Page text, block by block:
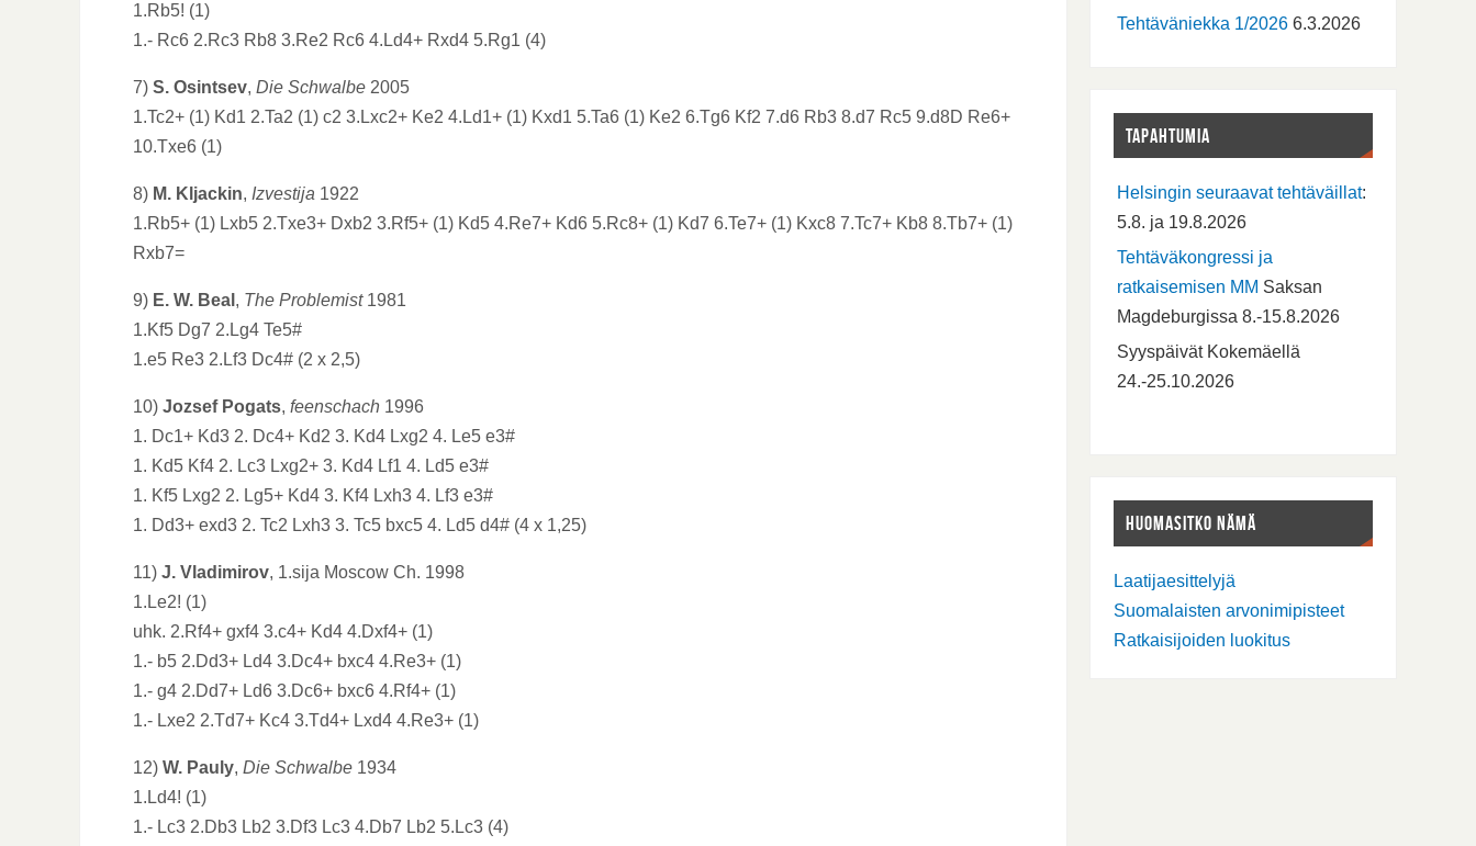
1.Rb5! (1)
1.- Rc6 2.Rc3 Rb8 3.Re2 Rc6 4.Ld4+ Rxd4 5.Rg1 (4)
7) S. Osintsev, Die Schwalbe 2005
1.Tc2+ (1) Kd1 2.Ta2 (1) c2 3.Lxc2+ Ke2 4.Ld1+ (1) Kxd1 5.Ta6 (1) Ke2 6.Tg6 Kf2 7.d6 Rb3 8.d7 Rc5 9.d8D Re6+
10.Txe6 (1)
8) M. Kljackin, Izvestija 1922
1.Rb5+ (1) Lxb5 2.Txe3+ Dxb2 3.Rf5+ (1) Kd5 4.Re7+ Kd6 5.Rc8+ (1) Kd7 6.Te7+ (1) Kxc8 7.Tc7+ Kb8 8.Tb7+ (1)
Rxb7=
9) E. W. Beal , The Problemist1981
1.Kf5 Dg7 2.Lg4 Te5#
1.e5 Re3 2.Lf3 Dc4# (2 x 2,5)
10) Jozsef Pogats, feenschach 1996
1. Dc1+ Kd3 2. Dc4+ Kd2 3. Kd4 Lxg2 4. Le5 e3#
1. Kd5 Kf4 2. Lc3 Lxg2+ 3. Kd4 Lf1 4. Ld5 e3#
1. Kf5 Lxg2 2. Lg5+ Kd4 3. Kf4 Lxh3 4. Lf3 e3#
1. Dd3+ exd3 2. Tc2 Lxh3 3. Tc5 bxc5 4. Ld5 d4# (4 x 1,25)
11) J. Vladimirov, 1.sija Moscow Ch. 1998
1.Le2! (1)
uhk. 2.Rf4+ gxf4 3.c4+ Kd4 4.Dxf4+ (1)
1.- b5 2.Dd3+ Ld4 3.Dc4+ bxc4 4.Re3+ (1)
1.- g4 2.Dd7+ Ld6 3.Dc6+ bxc6 4.Rf4+ (1)
1.- Lxe2 2.Td7+ Kc4 3.Td4+ Lxd4 4.Re3+ (1)
12) W. Pauly, Die Schwalbe 1934
1.Ld4! (1)
1.- Lc3 2.Db3 Lb2 3.Df3 Lc3 4.Db7 Lb2 5.Lc3 (4)
Tehtäväniekka 1/2026 6.3.2026
TAPAHTUMIA
Helsingin seuraavat tehtäväillat:
5.8. ja 19.8.2026
Tehtäväkongressi ja
ratkaisemisen MM Saksan
Magdeburgissa 8.-15.8.2026
Syyspäivät Kokemäellä
24.-25.10.2026
HUOMASITKO NÄMÄ
Laatijaesittelyjä
Suomalaisten arvonimipisteet
Ratkaisijoiden luokitus